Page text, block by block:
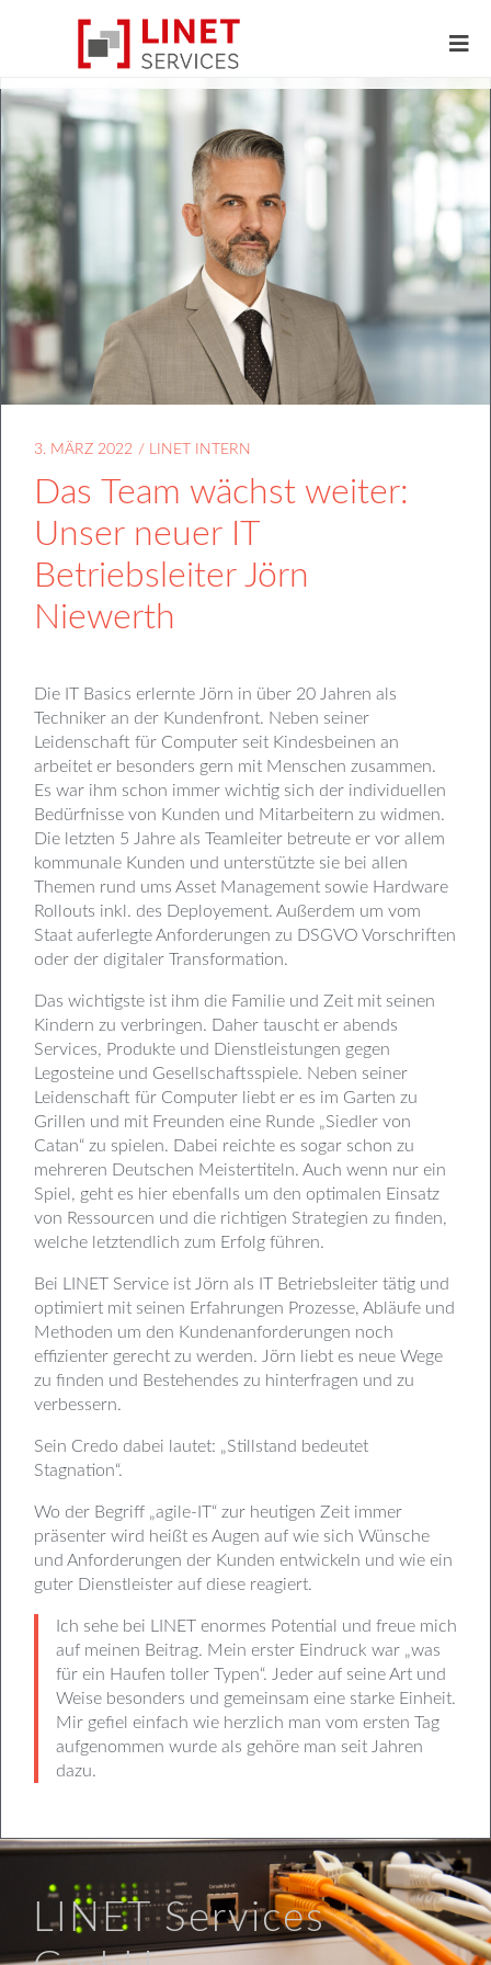
3. MÄRZ 2022 / LINET INTERN
Das Team wächst weiter:
Unser neuer IT
Betriebsleiter Jörn
Niewerth
Die IT Basics erlernte Jörn in über 20 Jahren als
Techniker an der Kundenfront. Neben seiner
Leidenschaft für Computer seit Kindesbeinen an
arbeitet er besonders gern mit Menschen zusammen.
Es war ihm schon immer wichtig sich der individuellen
Bedürfnisse von Kunden und Mitarbeitern zu widmen.
Die letzten 5 Jahre als Teamleiter betreute er vor allem
kommunale Kunden und unterstützte sie bei allen
Themen rund ums Asset Management sowie Hardware
Rollouts inkl. des Deployement. Außerdem um vom
Staat auferlegte Anforderungen zu DSGVO Vorschriften
oder der digitaler Transformation.
Das wichtigste ist ihm die Familie und Zeit mit seinen
Kindern zu verbringen. Daher tauscht er abends
Services, Produkte und Dienstleistungen gegen
Legosteine und Gesellschaftsspiele. Neben seiner
Leidenschaft für Computer liebt er es im Garten zu
Grillen und mit Freunden eine Runde „Siedler von
Catan“ zu spielen. Dabei reichte es sogar schon zu
mehreren Deutschen Meistertiteln. Auch wenn nur ein
Spiel, geht es hier ebenfalls um den optimalen Einsatz
von Ressourcen und die richtigen Strategien zu finden,
welche letztendlich zum Erfolg führen.
Bei LINET Service ist Jörn als IT Betriebsleiter tätig und
optimiert mit seinen Erfahrungen Prozesse, Abläufe und
Methoden um den Kundenanforderungen noch
effizienter gerecht zu werden. Jörn liebt es neue Wege
zu finden und Bestehendes zu hinterfragen und zu
verbessern.
Sein Credo dabei lautet: „Stillstand bedeutet
Stagnation“.
Wo der Begriff „agile-IT“ zur heutigen Zeit immer
präsenter wird heißt es Augen auf wie sich Wünsche
und Anforderungen der Kunden entwickeln und wie ein
guter Dienstleister auf diese reagiert.
Ich sehe bei LINET enormes Potential und freue mich
auf meinen Beitrag. Mein erster Eindruck war „was
für ein Haufen toller Typen“. Jeder auf seine Art und
Weise besonders und gemeinsam eine starke Einheit.
Mir gefiel einfach wie herzlich man vom ersten Tag
aufgenommen wurde als gehöre man seit Jahren
dazu.
LINET Services